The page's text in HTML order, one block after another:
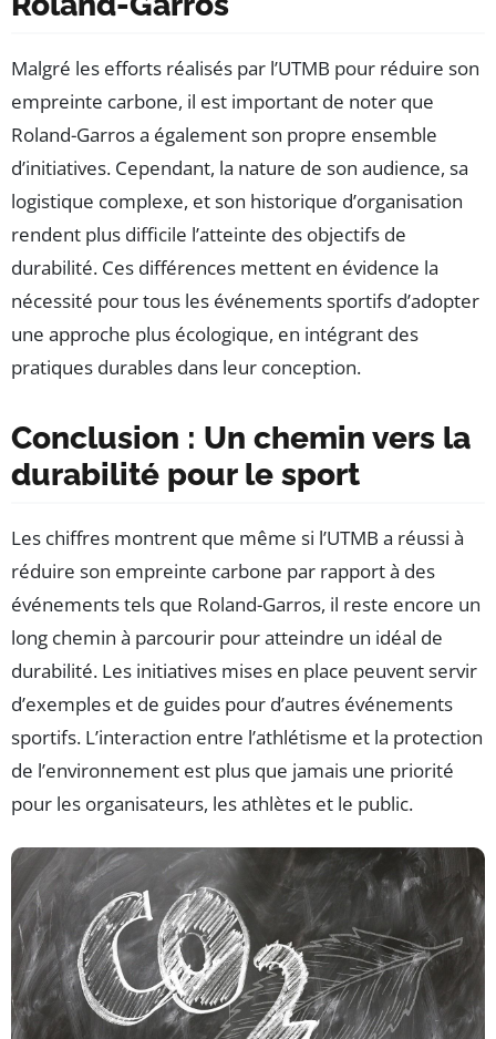
Malgré les efforts réalisés par l’UTMB pour réduire son
empreinte carbone, il est important de noter que
Roland-Garros a également son propre ensemble
d’initiatives. Cependant, la nature de son audience, sa
logistique complexe, et son historique d’organisation
rendent plus difficile l’atteinte des objectifs de
durabilité. Ces différences mettent en évidence la
nécessité pour tous les événements sportifs d’adopter
une approche plus écologique, en intégrant des
pratiques durables dans leur conception.
Conclusion : Un chemin vers la
durabilité pour le sport
Les chiffres montrent que même si l’UTMB a réussi à
réduire son empreinte carbone par rapport à des
événements tels que Roland-Garros, il reste encore un
long chemin à parcourir pour atteindre un idéal de
durabilité. Les initiatives mises en place peuvent servir
d’exemples et de guides pour d’autres événements
sportifs. L’interaction entre l’athlétisme et la protection
de l’environnement est plus que jamais une priorité
pour les organisateurs, les athlètes et le public.